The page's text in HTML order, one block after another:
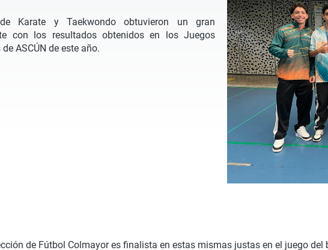
de Karate y Taekwondo obtuvieron un gran
con los resultados obtenidos en los Juegos
ASCÚN de este año.
de Fútbol Colmayor es finalista en estas mismas justas en el juego